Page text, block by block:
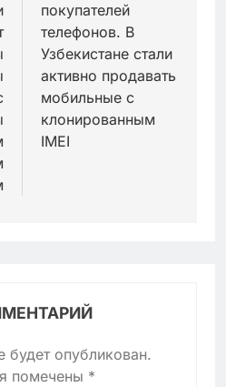
покупателей
телефонов. В
Узбекистане стали
активно продавать
мобильные с
клонированным
IMEI
будет опубликован.
помечены *